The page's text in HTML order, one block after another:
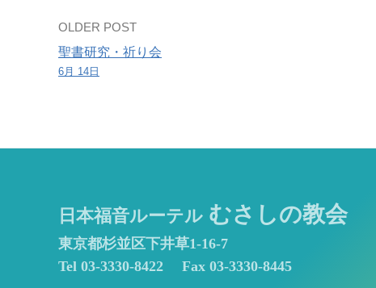
Post
navigation
OLDER POST
聖書研究・祈り会
6月 14日
日本福音ルーテル むさしの教会
東京都杉並区下井草1-16-7
Tel 03-3330-8422
Fax 03-3330-8445